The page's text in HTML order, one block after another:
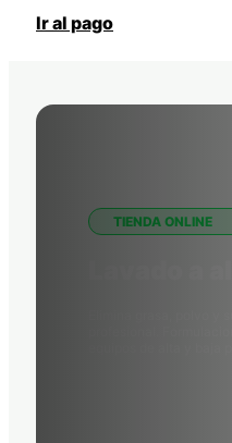
Ir al pago
TIENDA ONLINE